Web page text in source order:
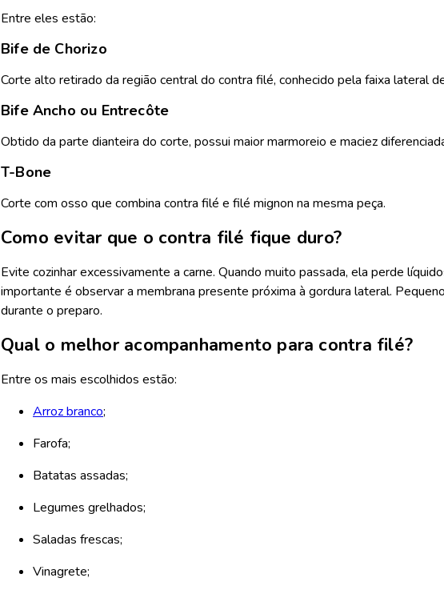
Entre eles estão:
Bife de Chorizo
Corte alto retirado da região central do contra filé, conhecido pela faixa lateral
Bife Ancho ou Entrecôte
Obtido da parte dianteira do corte, possui maior marmoreio e maciez
T-Bone
Corte com osso que combina contra filé e filé mignon na mesma peça.
Como evitar que o contra filé fique duro?
Evite cozinhar excessivamente a carne. Quando muito passada, ela perde
importante é observar a membrana presente próxima à gordura lateral.
durante o preparo.
Qual o melhor acompanhamento para contra filé?
Entre os mais escolhidos estão:
Arroz branco;
Farofa;
Batatas assadas;
Legumes grelhados;
Saladas frescas;
Vinagrete;